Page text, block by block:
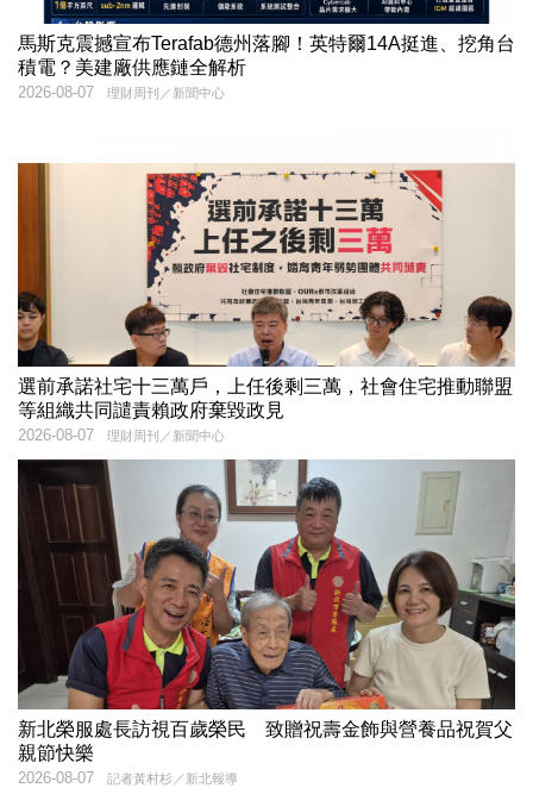
馬斯克震撼宣布Terafab德州落腳！英特爾14A挺進、挖角台
積電？美建廠供應鏈全解析
理財周刊／新聞中心
2026-08-07
選前承諾社宅十三萬戶，上任後剩三萬，社會住宅推動聯盟
等組織共同譴責賴政府棄毀政見
理財周刊／新聞中心
2026-08-07
新北榮服處長訪視百歲榮民 致贈祝壽金飾與營養品祝賀父
親節快樂
記者黃村杉／新北報導
2026-08-07